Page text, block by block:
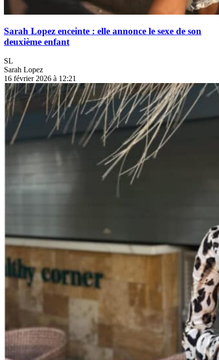
Sarah Lopez enceinte : elle annonce le sexe de son
deuxième enfant
SL
Sarah Lopez
16 février 2026 à 12:21